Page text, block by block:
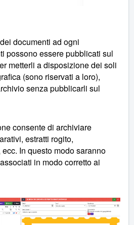
documenti ad ogni
possono essere pubblicati sul
metterli a disposizione dei soli
(sono riservati a loro),
senza pubblicarli sul
consente di archiviare
estratti rogito,
In questo modo saranno
in modo corretto ai